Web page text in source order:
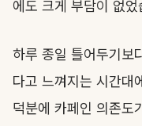
에도 크게 부담이 없었
하루 종일 틀어두기
다고 느껴지는 시간대
덕분에 카페인 의존도